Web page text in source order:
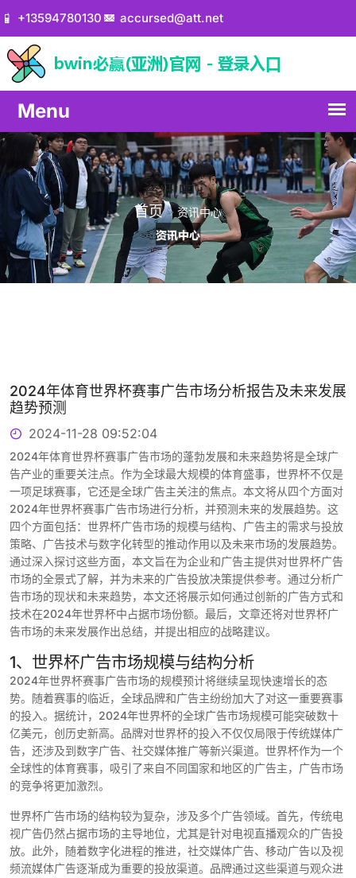
+13594780130 accursed@att.net
资讯中心
首页 资讯中心
2024年体育世界杯赛事广告市场分析报告及未来发展
趋势预测
2024-11-28 09:52:04
2024年体育世界杯赛事广告市场的蓬勃发展和未来趋势将是全球广
告产业的重要关注点。作为全球最大规模的体育盛事，世界杯不仅是
一项足球赛事，它还是全球广告主关注的焦点。本文将从四个方面对
2024年世界杯赛事广告市场进行分析，并预测未来的发展趋势。这
四个方面包括：世界杯广告市场的规模与结构、广告主的需求与投放
策略、广告技术与数字化转型的推动作用以及未来市场的发展趋势。
通过深入探讨这些方面，本文旨在为企业和广告主提供对世界杯广告
市场的全景式了解，并为未来的广告投放决策提供参考。通过分析广
告市场的现状和未来趋势，本文还将展示如何通过创新的广告方式和
技术在2024年世界杯中占据市场份额。最后，文章还将对世界杯广
告市场的未来发展作出总结，并提出相应的战略建议。
1、世界杯广告市场规模与结构分析
2024年世界杯赛事广告市场的规模预计将继续呈现快速增长的态
势。随着赛事的临近，全球品牌和广告主纷纷加大了对这一重要赛事
的投入。据统计，2024年世界杯的全球广告市场规模可能突破数十
亿美元，创历史新高。品牌对世界杯的投入不仅仅局限于传统媒体广
告，还涉及到数字广告、社交媒体推广等新兴渠道。世界杯作为一个
全球性的体育赛事，吸引了来自不同国家和地区的广告主，广告市场
的竞争将更加激烈。
世界杯广告市场的结构较为复杂，涉及多个广告领域。首先，传统电
视广告仍然占据市场的主导地位，尤其是针对电视直播观众的广告投
放。此外，随着数字化进程的推进，社交媒体广告、移动广告以及视
频流媒体广告逐渐成为重要的投放渠道。品牌通过这些渠道与观众进